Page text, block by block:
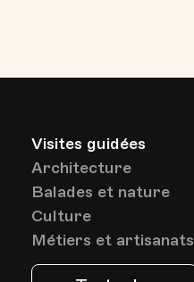
Visites guidées
Architecture
Balades et nature
Culture
Métiers et artisanats